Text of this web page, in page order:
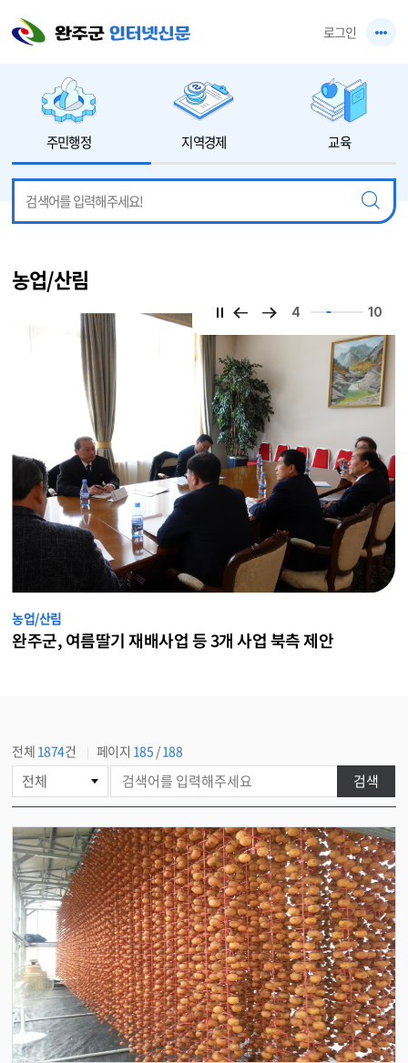
로그인
주민행정 지역경제 교육
농업/산림
4 10
농업/산림
완주군, 여름딸기 재배사업 등 3개 사업 북측 제안
전체 1874건 페이지 185 /188
시
물
검
색
검색